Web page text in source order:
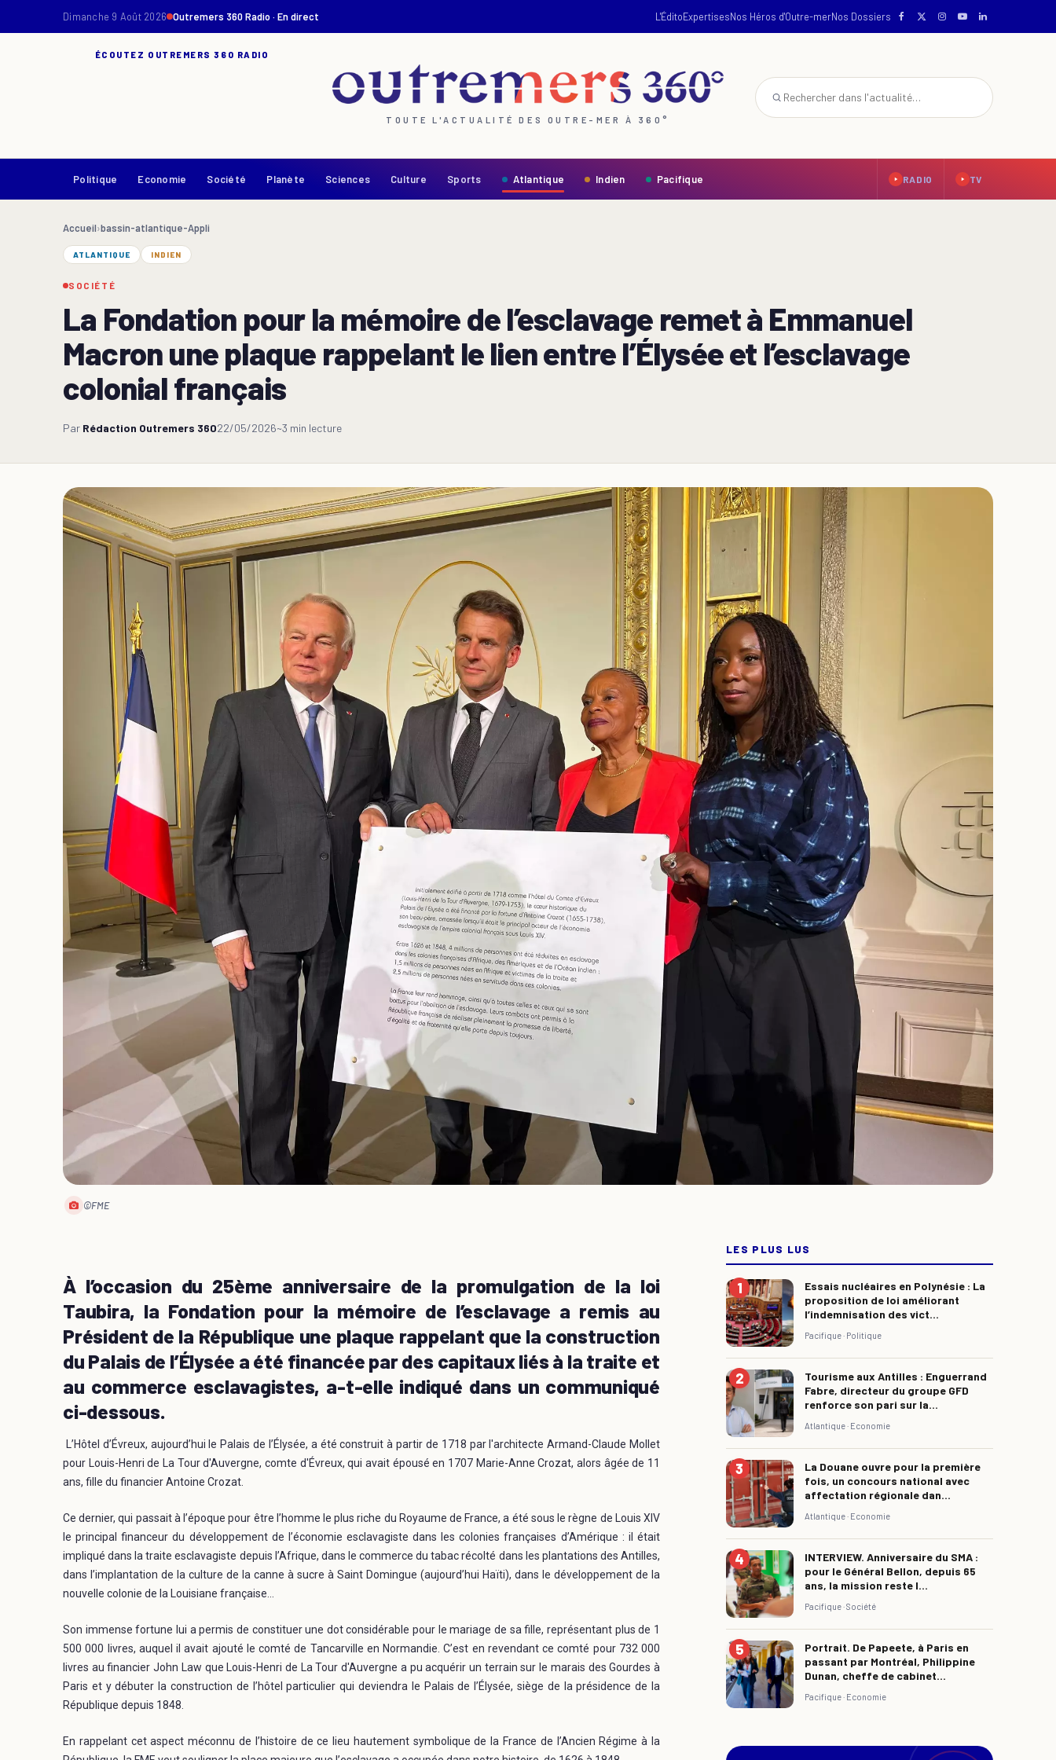
Dimanche 9 Août 2026 Outremers 360 Radio · En direct L'ÉditoExpertisesNos Héros d'Outre-merNos Dossiers
ÉCOUTEZ OUTREMERS 360 RADIO
TOUTE L'ACTUALITÉ DES OUTRE-MER À 360°
Politique Economie Société Planète Sciences Culture Sports Atlantique Indien Pacifique RADIO TV
Accueil›bassin-atlantique-Appli
ATLANTIQUE INDIEN
SOCIÉTÉ
La Fondation pour la mémoire de l’esclavage remet à Emmanuel
Macron une plaque rappelant le lien entre l’Élysée et l’esclavage
colonial français
Par Rédaction Outremers 36022/05/2026~3 min lecture
©FME
À l’occasion du 25ème anniversaire de la promulgation de la loi
Taubira, la Fondation pour la mémoire de l’esclavage a remis au
Président de la République une plaque rappelant que la construction
du Palais de l’Élysée a été financée par des capitaux liés à la traite et
au commerce esclavagistes, a-t-elle indiqué dans un communiqué
ci-dessous.
L’Hôtel d’Évreux, aujourd’hui le Palais de l’Élysée, a été construit à partir de 1718 par l'architecte Armand-Claude Mollet
pour Louis-Henri de La Tour d'Auvergne, comte d'Évreux, qui avait épousé en 1707 Marie-Anne Crozat, alors âgée de 11
ans, fille du financier Antoine Crozat.
Ce dernier, qui passait à l’époque pour être l’homme le plus riche du Royaume de France, a été sous le règne de Louis XIV
le principal financeur du développement de l’économie esclavagiste dans les colonies françaises d’Amérique : il était
impliqué dans la traite esclavagiste depuis l’Afrique, dans le commerce du tabac récolté dans les plantations des Antilles,
dans l’implantation de la culture de la canne à sucre à Saint Domingue (aujourd’hui Haïti), dans le développement de la
nouvelle colonie de la Louisiane française…
Son immense fortune lui a permis de constituer une dot considérable pour le mariage de sa fille, représentant plus de 1
500 000 livres, auquel il avait ajouté le comté de Tancarville en Normandie. C’est en revendant ce comté pour 732 000
livres au financier John Law que Louis-Henri de La Tour d'Auvergne a pu acquérir un terrain sur le marais des Gourdes à
Paris et y débuter la construction de l’hôtel particulier qui deviendra le Palais de l’Élysée, siège de la présidence de la
République depuis 1848.
En rappelant cet aspect méconnu de l’histoire de ce lieu hautement symbolique de la France de l’Ancien Régime à la
LES PLUS LUS
Essais nucléaires en Polynésie : La
proposition de loi améliorant
l’indemnisation des vict...
Pacifique · Politique
Tourisme aux Antilles : Enguerrand
Fabre, directeur du groupe GFD
renforce son pari sur la...
Atlantique · Economie
La Douane ouvre pour la première
fois, un concours national avec
affectation régionale dan...
Atlantique · Economie
INTERVIEW. Anniversaire du SMA :
pour le Général Bellon, depuis 65
ans, la mission reste l...
Pacifique ·Société
Portrait. De Papeete, à Paris en
passant par Montréal, Philippine
Dunan, cheffe de cabinet...
Pacifique · Economie